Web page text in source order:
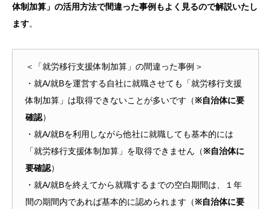
体制加算」の活用方法で間違った事例もよく見るので解説いたし
ます。
＜「就労移行支援体制加算」の間違った事例＞
・就A/就Bを運営する自社に就職させても「就労移行支援
体制加算」は取得できないことが多いです（※自治体に要
確認）
・就A/就Bを利用しながら他社に就職しても基本的には
「就労移行支援体制加算」を取得できません（※自治体に
要確認）
・就A/就Bを終えてから就職するまでの空白期間は、１年
間の期間内であれば基本的に認められます（※自治体に要